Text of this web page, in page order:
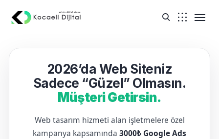
2026’da Web Siteniz
Sadece “Güzel” Olmasın.
Müşteri Getirsin.
Web tasarım hizmeti alan işletmelere özel
kampanya kapsamında 3000₺ Google Ads